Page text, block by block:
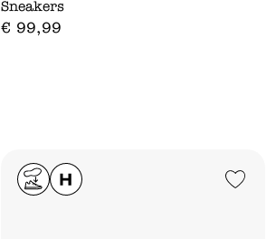
Sneakers
€ 99,99
Add to Wishlist